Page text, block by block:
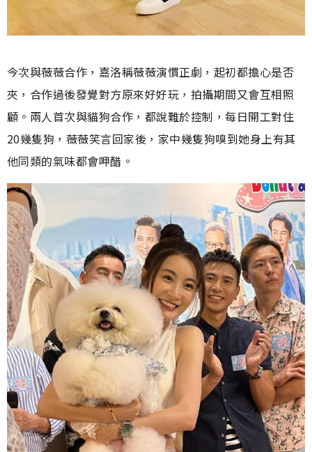
今次與薇薇合作，嘉洛稱薇薇演慣正劇，起初都擔心是否
夾，合作過後發覺對方原來好好玩，拍攝期間又會互相照
顧。兩人首次與貓狗合作，都說難於控制，每日開工對住
20幾隻狗，薇薇笑言回家後，家中幾隻狗嗅到她身上有其
他同類的氣味都會呷醋。